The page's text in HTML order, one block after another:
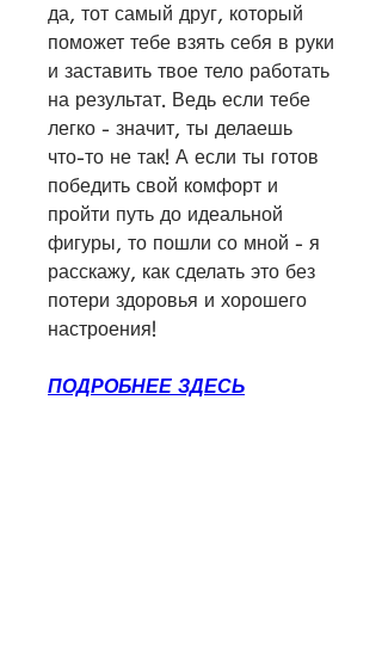
да, тот самый друг, который
поможет тебе взять себя в руки
и заставить твое тело работать
на результат. Ведь если тебе
легко - значит, ты делаешь
что-то не так! А если ты готов
победить свой комфорт и
пройти путь до идеальной
фигуры, то пошли со мной - я
расскажу, как сделать это без
потери здоровья и хорошего
настроения!
ПОДРОБНЕЕ ЗДЕСЬ